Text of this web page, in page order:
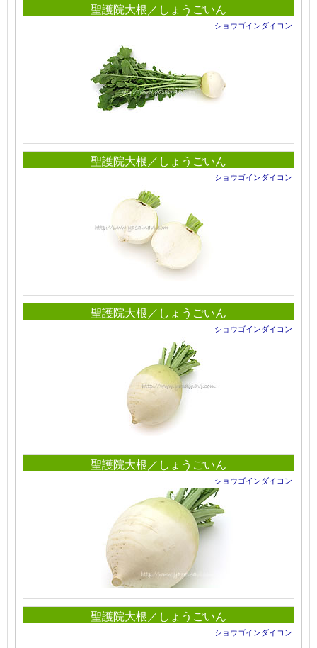
聖護院大根／しょうごいん
ショウゴインダイコン
聖護院大根／しょうごいん
ショウゴインダイコン
聖護院大根／しょうごいん
ショウゴインダイコン
聖護院大根／しょうごいん
ショウゴインダイコン
聖護院大根／しょうごいん
ショウゴインダイコン